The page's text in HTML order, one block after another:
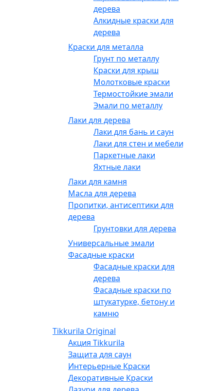
дерева
Алкидные краски для
дерева
Краски для металла
Грунт по металлу
Краски для крыш
Молотковые краски
Термостойкие эмали
Эмали по металлу
Лаки для дерева
Лаки для бань и саун
Лаки для стен и мебели
Паркетные лаки
Яхтные лаки
Лаки для камня
Масла для дерева
Пропитки, антисептики для
дерева
Грунтовки для дерева
Универсальные эмали
Фасадные краски
Фасадные краски для
дерева
Фасадные краски по
штукатурке, бетону и
камню
Tikkurila Original
Акция Tikkurila
Защита для саун
Интерьерные Краски
Декоративные Краски